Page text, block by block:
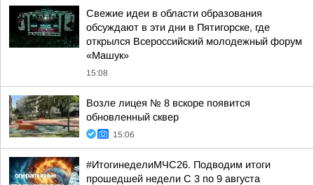
Свежие идеи в области образования
обсуждают в эти дни в Пятигорске, где
открылся Всероссийский молодежный форум
«Машук»
15:08
Возле лицея № 8 вскоре появится
обновленный сквер
15:06
#ИтогинеделиМЧС26. Подводим итоги
прошедшей недели С 3 по 9 августа